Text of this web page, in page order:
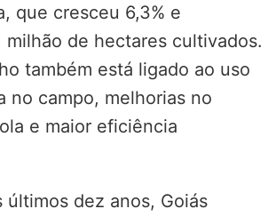
que cresceu 6,3% e
milhão de hectares cultivados.
também está ligado ao uso
no campo, melhorias no
e maior eficiência
últimos dez anos, Goiás